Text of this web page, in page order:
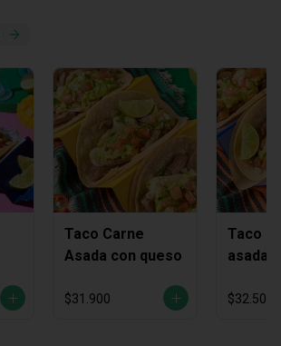
Taco Carne
Asada con queso
$31.900
Taco
asada y
$32.500